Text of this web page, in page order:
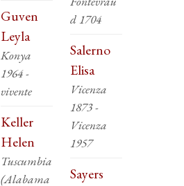
Guven
Leyla
Konya
1964 -
vivente
Keller
Helen
Tuscumbia
(Alabama
d 1704
Salerno
Elisa
Vicenza
1873 -
Vicenza
1957
Sayers